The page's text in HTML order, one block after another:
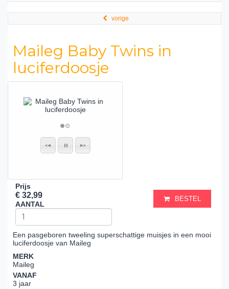
vorige
Maileg Baby Twins in
luciferdoosje
Prijs
€ 32,99
AANTAL
BESTEL
Een pasgeboren tweeling superschattige muisjes in een mooi
luciferdoosje van Maileg
MERK
Maileg
VANAF
3 jaar